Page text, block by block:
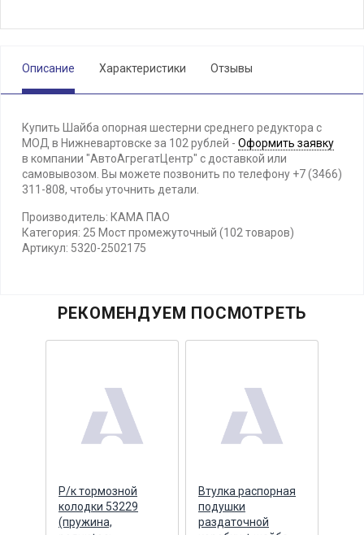
Описание Характеристики Отзывы
Купить Шайба опорная шестерни среднего редуктора с
МОД в Нижневартовске за 102 рублей - Оформить заявку
в компании "АвтоАгрегатЦентр" с доставкой или
самовывозом. Вы можете позвонить по телефону +7 (3466)
311-808, чтобы уточнить детали.
Производитель: КАМА ПАО
Категория: 25 Мост промежуточный (102 товаров)
Артикул: 5320-2502175
РЕКОМЕНДУЕМ ПОСМОТРЕТЬ
Р/к тормозной
колодки 53229
(пружина,
Втулка распорная
подушки
раздаточной